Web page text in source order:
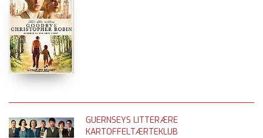
GUERNSEYS LITTERÆRE
KARTOFFELTÆRTEKLUB